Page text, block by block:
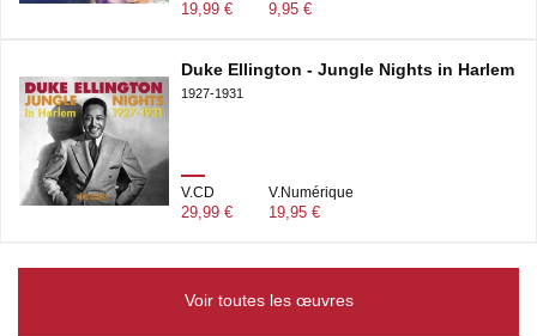
19,99 € 9,95 €
Duke Ellington - Jungle Nights in Harlem
1927-1931
V.CD
29,99 €
V.Numérique
19,95 €
Voir toutes les œuvres